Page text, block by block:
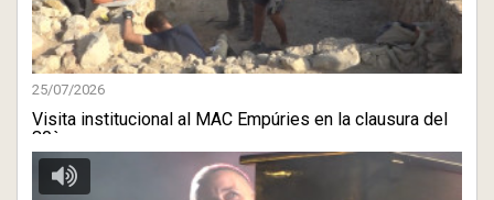
25/07/2026
Visita institucional al MAC Empúries en la clausura del
80è c ...